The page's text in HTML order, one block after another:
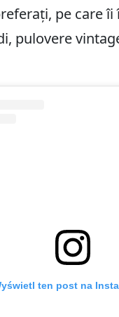
pe care îi
pulovere
ten post na